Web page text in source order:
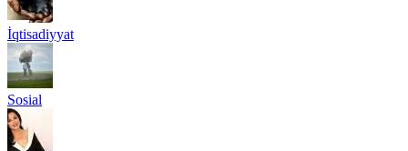
İqtisadiyyat
Sosial